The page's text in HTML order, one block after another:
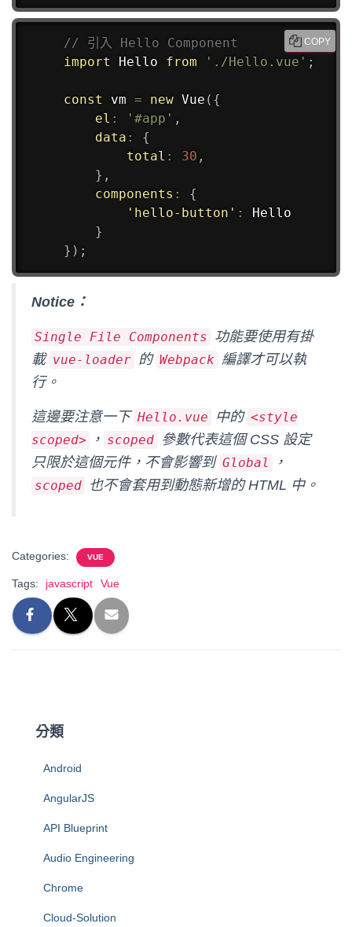
// 引入 Hello Component
import Hello from './Hello.vue' ;
const vm = new Vue ( {
el : '#app' ,
data :
{
total : 30 ,
} ,
components :
{
'hello-button' :
Hello
}
} ) ;
COPY
Notice：
Single File Components 功能要使用有掛
載 vue-loader 的 Webpack 編譯才可以執
行。
這邊要注意一下 Hello.vue 中的 <style
scoped>
， scoped 參數代表這個 CSS 設定
只限於這個元件，不會影響到 Global ，
scoped 也不會套用到動態新增的 HTML 中。
Categories: VUE
Tags: javascript Vue
分類
Android
AngularJS
API Blueprint
Audio Engineering
Chrome
Cloud-Solution